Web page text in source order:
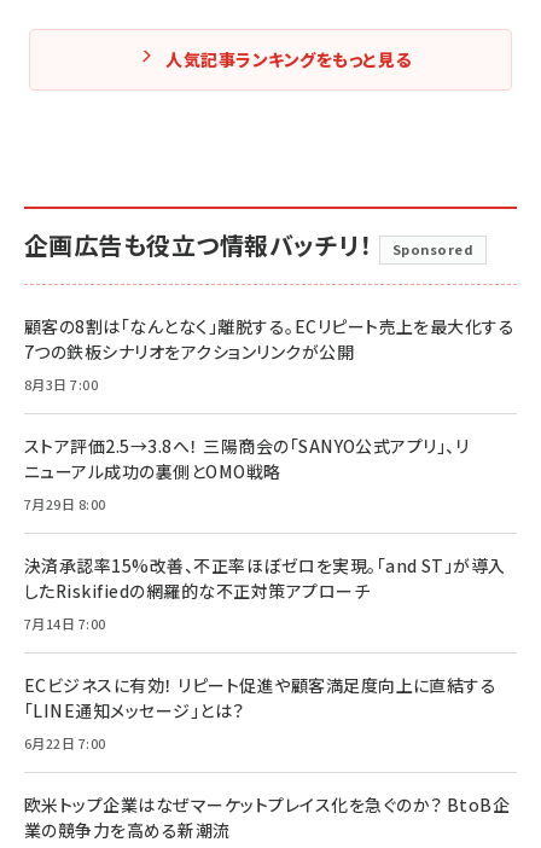
人気記事ランキングをもっと見る
企画広告も役立つ情報バッチリ！ Sponsored
顧客の8割は「なんとなく」離脱する。ECリピート売上を最大化する
7つの鉄板シナリオをアクションリンクが公開
8月3日 7:00
ストア評価2.5→3.8へ！ 三陽商会の「SANYO公式アプリ」、リ
ニューアル成功の裏側とOMO戦略
7月29日 8:00
決済承認率15%改善、不正率ほぼゼロを実現。「and ST」が導入
したRiskifiedの網羅的な不正対策アプローチ
7月14日 7:00
ECビジネスに有効！ リピート促進や顧客満足度向上に直結する
「LINE通知メッセージ」とは？
6月22日 7:00
欧米トップ企業はなぜマーケットプレイス化を急ぐのか？ BtoB企
業の競争力を高める新潮流